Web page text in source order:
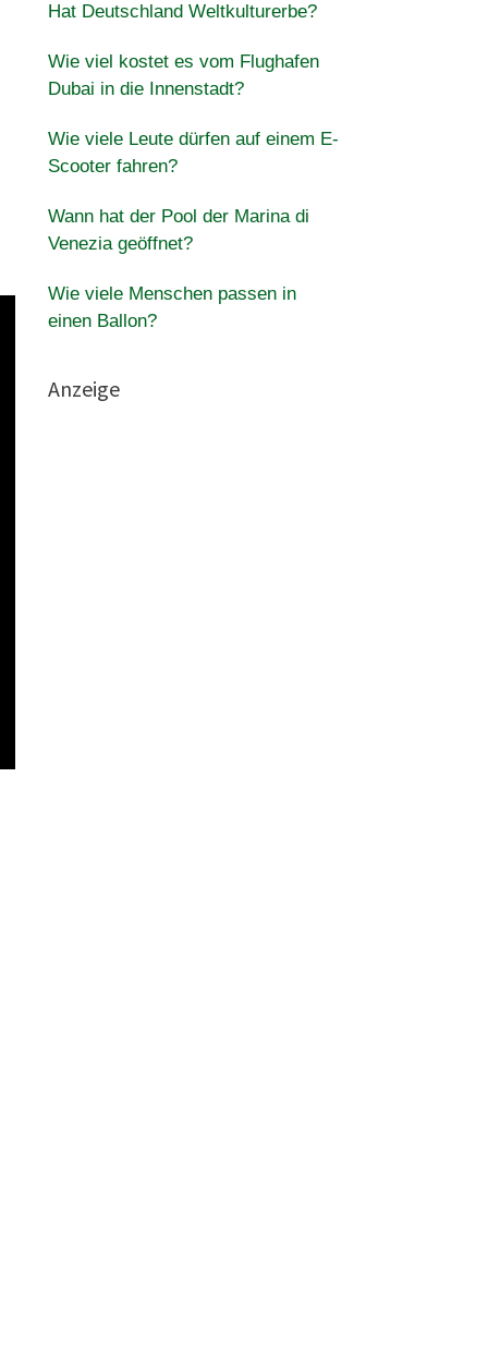
Hat Deutschland Weltkulturerbe?
Wie viel kostet es vom Flughafen
Dubai in die Innenstadt?
Wie viele Leute dürfen auf einem E-
Scooter fahren?
Wann hat der Pool der Marina di
Venezia geöffnet?
Wie viele Menschen passen in
einen Ballon?
Anzeige